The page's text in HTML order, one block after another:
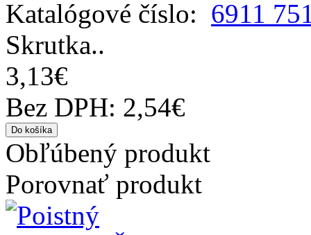
Katalógové číslo: 6911
Skrutka..
3,13€
Bez DPH: 2,54€
Obľúbený produkt
Porovnať produkt